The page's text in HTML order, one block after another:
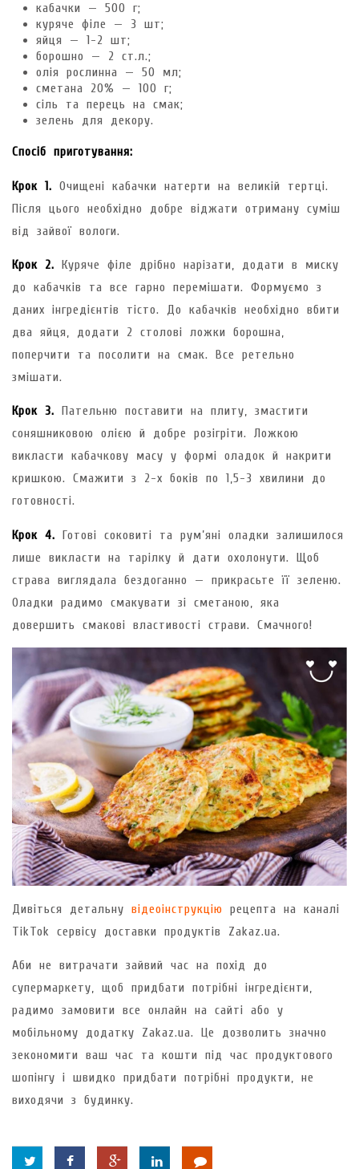
кабачки — 500 г;
куряче філе — 3 шт;
яйця — 1-2 шт;
борошно — 2 ст.л.;
олія рослинна — 50 мл;
сметана 20% — 100 г;
сіль та перець на смак;
зелень для декору.
Спосіб приготування:
Крок 1. Очищені кабачки натерти на великій тертці.
Після цього необхідно добре віджати отриману суміш
від зайвої вологи.
Крок 2. Куряче філе дрібно нарізати, додати в миску
до кабачків та все гарно перемішати. Формуємо з
даних інгредієнтів тісто. До кабачків необхідно вбити
два яйця, додати 2 столові ложки борошна,
поперчити та посолити на смак. Все ретельно
змішати.
Крок 3. Пательню поставити на плиту, змастити
соняшниковою олією й добре розігріти. Ложкою
викласти кабачкову масу у формі оладок й накрити
кришкою. Смажити з 2-х боків по 1,5-3 хвилини до
готовності.
Крок 4. Готові соковиті та рум’яні оладки залишилося
лише викласти на тарілку й дати охолонути. Щоб
страва виглядала бездоганно — прикрасьте її зеленю.
Оладки радимо смакувати зі сметаною, яка
довершить смакові властивості страви. Смачного!
Дивіться детальну відеоінструкцію рецепта на каналі
TikTok сервісу доставки продуктів Zakaz.ua.
Аби не витрачати зайвий час на похід до
супермаркету, щоб придбати потрібні інгредієнти,
радимо замовити все онлайн на сайті або у
мобільному додатку Zakaz.ua. Це дозволить значно
зекономити ваш час та кошти під час продуктового
шопінгу і швидко придбати потрібні продукти, не
виходячи з будинку.